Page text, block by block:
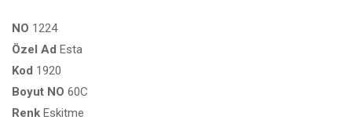
NO 1224
Özel Ad Esta
Kod 1920
Boyut NO 60C
Renk Eskitme